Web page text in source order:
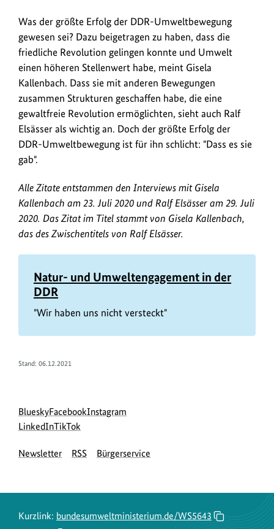
Was der größte Erfolg der DDR-Umweltbewegung
gewesen sei? Dazu beigetragen zu haben, dass die
friedliche Revolution gelingen konnte und Umwelt
einen höheren Stellenwert habe, meint Gisela
Kallenbach. Dass sie mit anderen Bewegungen
zusammen Strukturen geschaffen habe, die eine
gewaltfreie Revolution ermöglichten, sieht auch Ralf
Elsässer als wichtig an. Doch der größte Erfolg der
DDR-Umweltbewegung ist für ihn schlicht: "Dass es sie
gab".
Alle Zitate entstammen den Interviews mit Gisela
Kallenbach am 23. Juli 2020 und Ralf Elsässer am 29. Juli
2020. Das Zitat im Titel stammt von Gisela Kallenbach,
das des Zwischentitels von Ralf Elsässer.
Natur- und Umweltengagement in der
DDR
"Wir haben uns nicht versteckt"
Stand: 06.12.2021
Social
Media
Blueskyzur
Bluesky-
des
Facebookzur
des
Instagram
des
LinkedInzur
Seite
zur
Seite
TikTok
Newsletter RSS Bürgerservice
Kurzlink: bundesumweltministerium.de/WS5643